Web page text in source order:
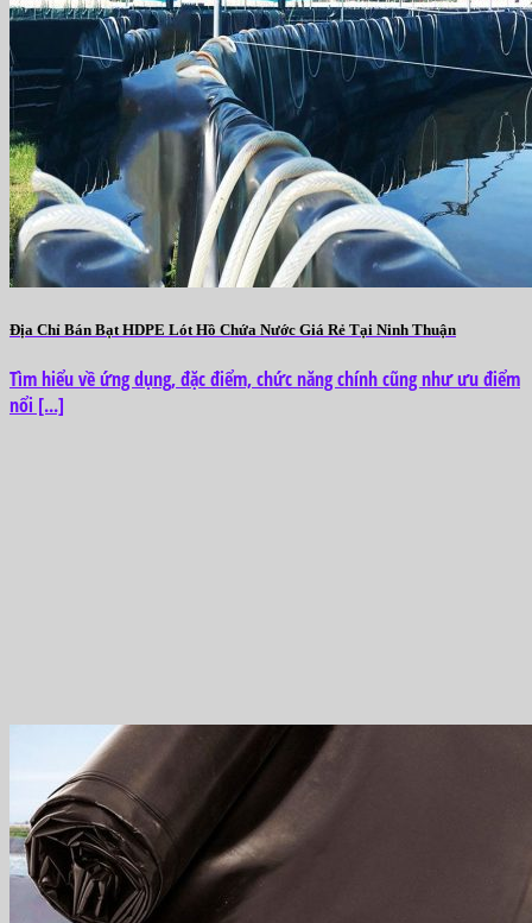
Địa Chỉ Bán Bạt HDPE Lót Hồ Chứa Nước Giá Rẻ Tại Ninh Thuận
Tìm hiểu về ứng dụng, đặc điểm, chức năng chính cũng như ưu điểm
nổi [...]